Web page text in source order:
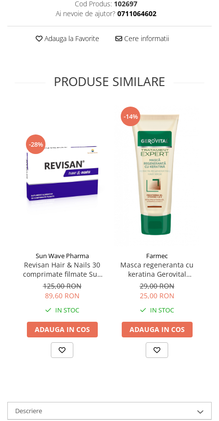
Supliment Vitamina E
Tincturi si Gemoderivate
Cod Produs: 102697
Ai nevoie de ajutor? 0711064602
Adauga la Favorite Cere informatii
PRODUSE SIMILARE
-28%
Sun Wave Pharma
Revisan Hair & Nails 30
comprimate filmate Sun
Wave Pharma
125,00 RON
89,60 RON
IN STOC
ADAUGA IN COS
-14%
Farmec
Masca regeneranta cu
keratina Gerovital
Tratament Expert 150 ml
29,00 RON
25,00 RON
IN STOC
ADAUGA IN COS
Descriere